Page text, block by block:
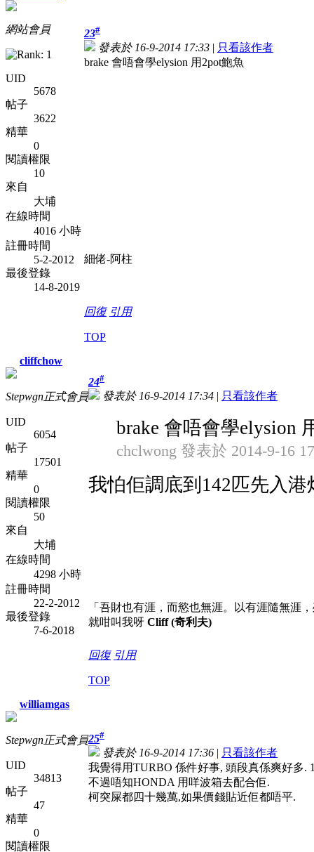
網站會員
UID
5678
帖子
3622
精華
0
閱讀權限
10
來自
大埔
在線時間
4016 小時
註冊時間
5-2-2012
最後登錄
14-8-2019
23#
發表於 16-9-2014 17:33 | 只看該作者
brake 會唔會學elysion 用2pot鮑魚
細佬-阿柱
回復 引用
TOP
cliffchow
Stepwgn正式會員
UID
6054
帖子
17501
精華
0
閱讀權限
50
來自
大埔
在線時間
4298 小時
註冊時間
22-2-2012
最後登錄
7-6-2018
24#
發表於 16-9-2014 17:34 | 只看該作者
brake 會唔會學elysion
chclwong 發表於 2014-9-16
我怕佢調底到142匹先入
「吾財也有涯，而慾也無涯。以有涯隨無涯
就咁叫我呀 Cliff (奇利夫)
回復 引用
TOP
williamgas
Stepwgn正式會員
UID
34813
帖子
47
精華
0
閱讀權限
25#
發表於 16-9-2014 17:36 | 只看該作者
我覺得用TURBO 係件好事, 頭段真係爽好多.
不過唔知HONDA 用咩波箱去配合佢.
柯突屎都四十幾萬,如果價錢貼近佢都唔平.